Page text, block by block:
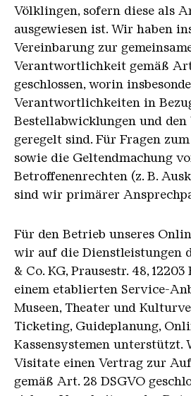
Völklingen, sofern diese als
ausgewiesen ist. Wir haben
Vereinbarung zur
Verantwortlichkeit gemäß
geschlossen, worin
Verantwortlichkeiten in
Bestellabwicklungen und den
geregelt sind. Für Fragen
sowie die Geltendmachung
Betroffenenrechten (z. B.
sind wir primärer
Für den Betrieb unseres
wir auf die Dienstleistungen
& Co. KG, Prausestr. 48,
einem etablierten Service-
Museen, Theater und
Ticketing, Guideplanung,
Kassensystemen unterstützt.
Visitate einen Vertrag zur
gemäß Art. 28 DSGVO